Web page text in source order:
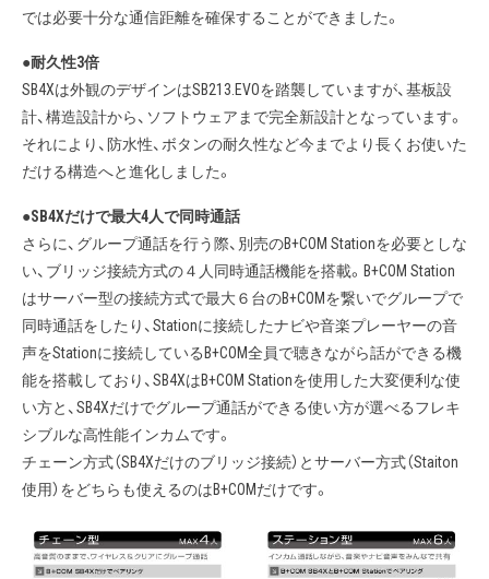
では必要十分な通信距離を確保することができました。
●耐久性3倍
SB4Xは外観のデザインはSB213.EVOを踏襲していますが、基板設
計、構造設計から、ソフトウェアまで完全新設計となっています。
それにより、防水性、ボタンの耐久性など今までより長くお使いた
だける構造へと進化しました。
●SB4Xだけで最大4人で同時通話
さらに、グループ通話を行う際、別売のB+COM Stationを必要としな
い、ブリッジ接続方式の４人同時通話機能を搭載。B+COM Station
はサーバー型の接続方式で最大６台のB+COMを繋いでグループで
同時通話をしたり、Stationに接続したナビや音楽プレーヤーの音
声をStationに接続しているB+COM全員で聴きながら話ができる機
能を搭載しており、SB4XはB+COM Stationを使用した大変便利な使
い方と、SB4Xだけでグループ通話ができる使い方が選べるフレキ
シブルな高性能インカムです。
チェーン方式（SB4Xだけのブリッジ接続）とサーバー方式（Staiton
使用）をどちらも使えるのはB+COMだけです。